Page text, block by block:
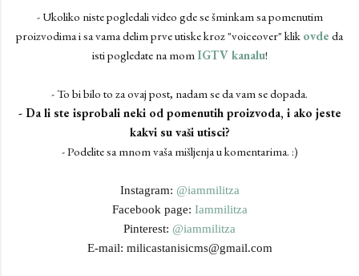
- Ukoliko niste pogledali video gde se šminkam sa pomenutim
proizvodima i sa vama delim prve utiske kroz "voiceover" klik ovde da
isti pogledate na mom IGTV kanalu!
- To bi bilo to za ovaj post, nadam se da vam se dopada.
- Da li ste isprobali neki od pomenutih proizvoda, i ako jeste
kakvi su vaši utisci?
- Podelite sa mnom vaša mišljenja u komentarima. :)
Instagram: @iammilitza
Facebook page: Iammilitza
Pinterest: @iammilitza
E-mail: milicastanisicms@gmail.com